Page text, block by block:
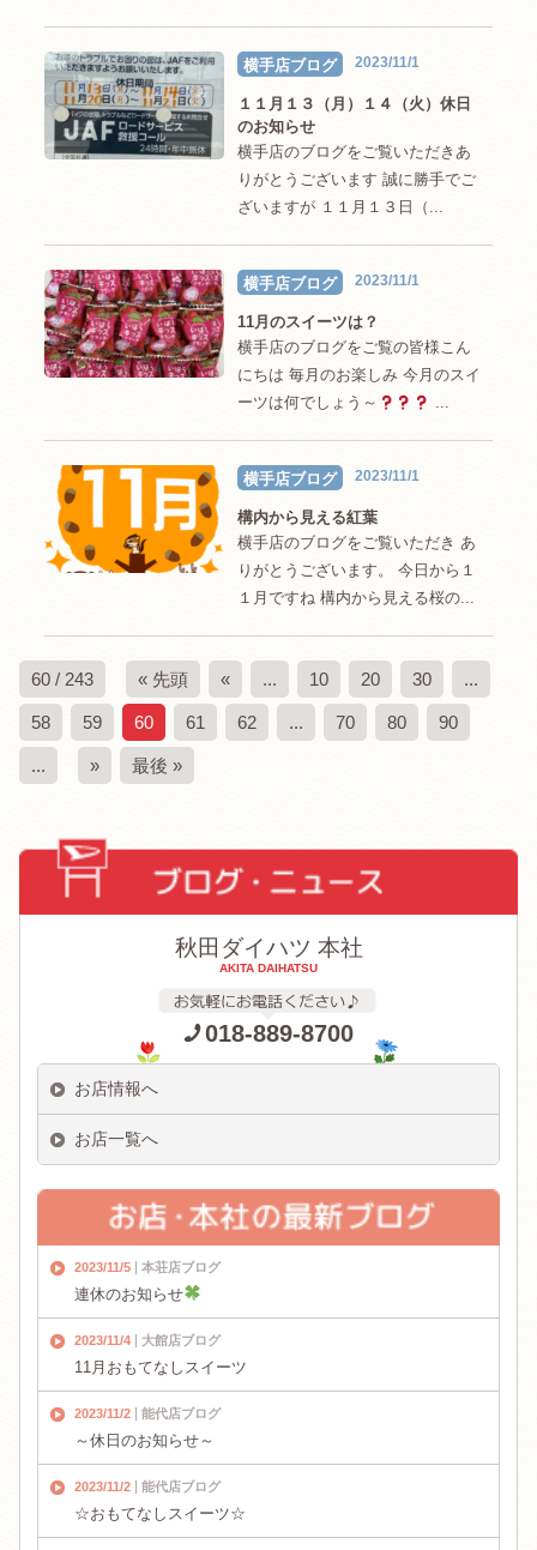
横手店ブログ 2023/11/1
１１月１３（月）１４（火）休日
のお知らせ
横手店のブログをご覧いただきあ
りがとうございます 誠に勝手でご
ざいますが １１月１３日（...
横手店ブログ 2023/11/1
11月のスイーツは？
横手店のブログをご覧の皆様こん
にちは 毎月のお楽しみ 今月のスイ
ーツは何でしょう～
...
横手店ブログ 2023/11/1
構内から見える紅葉
横手店のブログをご覧いただき あ
りがとうございます。 今日から１
１月ですね 構内から見える桜の...
60 / 243 « 先頭 « ... 10 20 30 ...
58 59 60 61 62 ... 70 80 90
... » 最後 »
秋田ダイハツ 本社
AKITA DAIHATSU
018-889-8700
お店情報へ
お店一覧へ
2023/11/5 本荘店ブログ
連休のお知らせ
2023/11/4 大館店ブログ
11月おもてなしスイーツ
2023/11/2 能代店ブログ
～休日のお知らせ～
2023/11/2 能代店ブログ
☆おもてなしスイーツ☆